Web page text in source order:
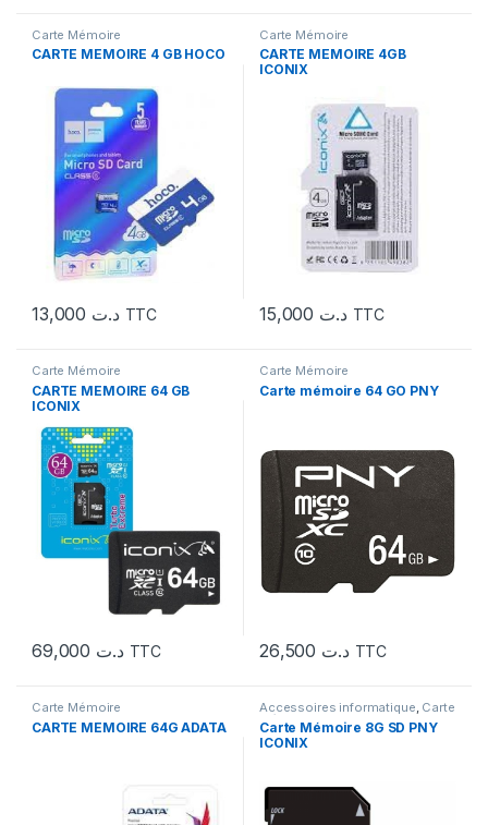
Carte Mémoire
CARTE MEMOIRE 4 GB HOCO
د.ت TTC
Carte Mémoire
CARTE MEMOIRE 4GB
ICONIX
د.ت TTC
Carte Mémoire
CARTE MEMOIRE 64 GB
ICONIX
د.ت TTC
Carte Mémoire
Carte mémoire 64 GO PNY
د.ت TTC
Carte Mémoire
CARTE MEMOIRE 64G ADATA
Accessoires informatique, Carte
Mémoire
Carte Mémoire 8G SD PNY
ICONIX